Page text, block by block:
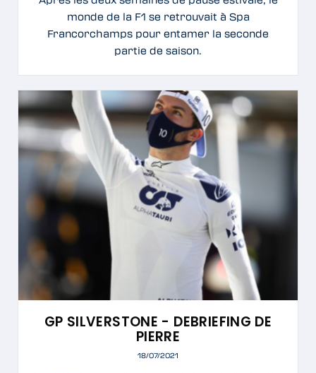
monde de la F1 se retrouvait à Spa
Francorchamps pour entamer la seconde
partie de saison.
GP SILVERSTONE - DEBRIEFING DE
PIERRE
18/07/2021